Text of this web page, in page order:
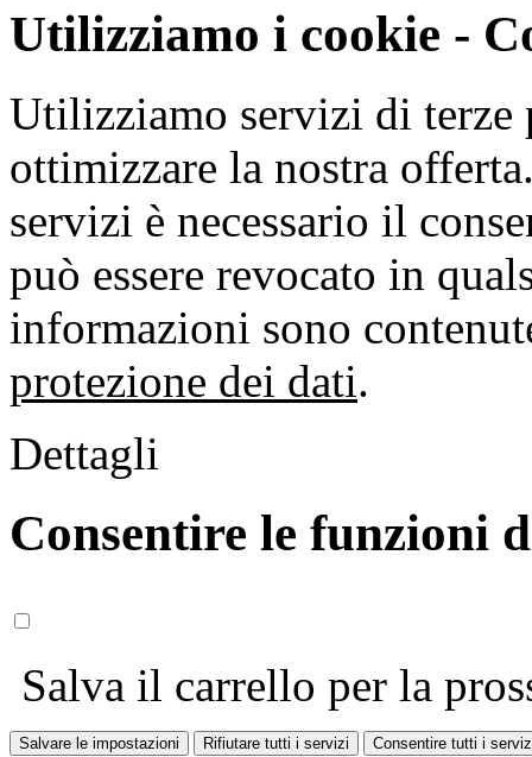
Utilizziamo i cookie -
Utilizziamo servizi di terze
ottimizzare la nostra
servizi è necessario il
può essere revocato in
informazioni sono
protezione dei dati.
Dettagli
Consentire le funzioni
Salva il carrello per la
Salvare le impostazioni Rifiutare tutti i servizi Consentire tutti i